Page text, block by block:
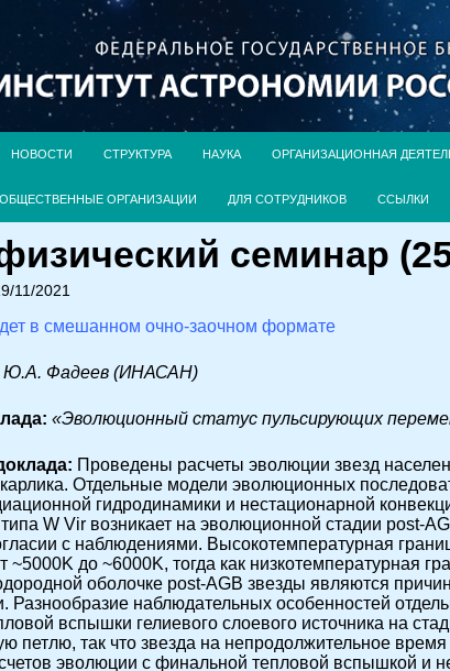
НОВОСТИ СТРУКТУРА НАУКА ОРГАНИЗАЦИОННАЯ
ОБЩЕСТВЕННЫЕ ОРГАНИЗАЦИИ ДЛЯ СОТРУДНИКОВ ССЫЛКИ
семинар
11/2021
в смешанном очно-заочном формате
Ю.А. Фадеев (ИНАСАН)
«Эволюционный статус пульсирующих
Проведены расчеты эволюции звезд
Отдельные модели эволюционных
гидродинамики и нестационарной
W Vir возникает на эволюционной стадии post-
с наблюдениями. Высокотемпературная
~5000K до ~6000K, тогда как низкотемпературная
оболочке post-AGB звезды являются
Разнообразие наблюдательных особенностей
вспышки гелиевого слоевого источника на
петлю, так что звезда на непродолжительное
эволюции с финальной тепловой вспышкой